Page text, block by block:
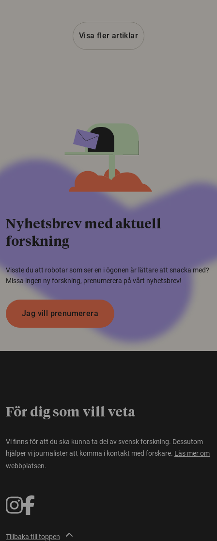
Visa fler artiklar
Nyhetsbrev med aktuell
forskning
Visste du att robotar som ser en i ögonen är lättare att snacka med?
Missa ingen ny forskning, prenumerera på vårt nyhetsbrev!
Jag vill prenumerera
För dig som vill veta
Vi finns för att du ska kunna ta del av svensk forskning. Dessutom
hjälper vi journalister att komma i kontakt med forskare. Läs mer om
webbplatsen.
Tillbaka till toppen